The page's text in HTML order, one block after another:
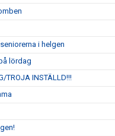
i helgen
lördag
TROJA INSTÄLLD!!!